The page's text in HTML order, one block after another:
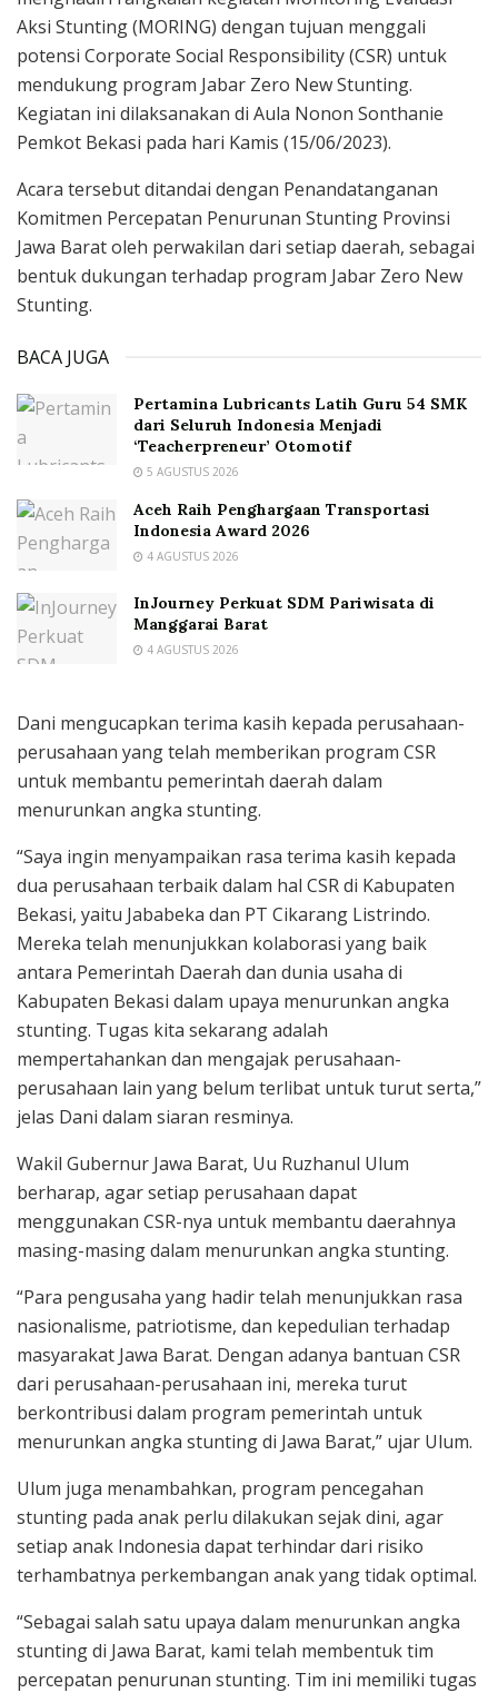
Aksi Stunting (MORING) dengan tujuan menggali
potensi Corporate Social Responsibility (CSR) untuk
mendukung program Jabar Zero New Stunting.
Kegiatan ini dilaksanakan di Aula Nonon Sonthanie
Pemkot Bekasi pada hari Kamis (15/06/2023).
Acara tersebut ditandai dengan Penandatanganan
Komitmen Percepatan Penurunan Stunting Provinsi
Jawa Barat oleh perwakilan dari setiap daerah, sebagai
bentuk dukungan terhadap program Jabar Zero New
Stunting.
BACA JUGA
Pertamina Lubricants Latih Guru 54 SMK
dari Seluruh Indonesia Menjadi
‘Teacherpreneur’ Otomotif
5 AGUSTUS 2026
Aceh Raih Penghargaan Transportasi
Indonesia Award 2026
4 AGUSTUS 2026
InJourney Perkuat SDM Pariwisata di
Manggarai Barat
4 AGUSTUS 2026
Dani mengucapkan terima kasih kepada perusahaan-
perusahaan yang telah memberikan program CSR
untuk membantu pemerintah daerah dalam
menurunkan angka stunting.
“Saya ingin menyampaikan rasa terima kasih kepada
dua perusahaan terbaik dalam hal CSR di Kabupaten
Bekasi, yaitu Jababeka dan PT Cikarang Listrindo.
Mereka telah menunjukkan kolaborasi yang baik
antara Pemerintah Daerah dan dunia usaha di
Kabupaten Bekasi dalam upaya menurunkan angka
stunting. Tugas kita sekarang adalah
mempertahankan dan mengajak perusahaan-
perusahaan lain yang belum terlibat untuk turut serta,”
jelas Dani dalam siaran resminya.
Wakil Gubernur Jawa Barat, Uu Ruzhanul Ulum
berharap, agar setiap perusahaan dapat
menggunakan CSR-nya untuk membantu daerahnya
masing-masing dalam menurunkan angka stunting.
“Para pengusaha yang hadir telah menunjukkan rasa
nasionalisme, patriotisme, dan kepedulian terhadap
masyarakat Jawa Barat. Dengan adanya bantuan CSR
dari perusahaan-perusahaan ini, mereka turut
berkontribusi dalam program pemerintah untuk
menurunkan angka stunting di Jawa Barat,” ujar Ulum.
Ulum juga menambahkan, program pencegahan
stunting pada anak perlu dilakukan sejak dini, agar
setiap anak Indonesia dapat terhindar dari risiko
terhambatnya perkembangan anak yang tidak optimal.
“Sebagai salah satu upaya dalam menurunkan angka
stunting di Jawa Barat, kami telah membentuk tim
percepatan penurunan stunting. Tim ini memiliki tugas